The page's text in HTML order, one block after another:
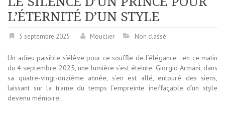
L’ÉTERNITÉ D’UN STYLE
5 septembre 2025 Mouclier Non classé
Un adieu paisible s’élève pour ce souffle de l’élégance : en ce matin
du 4 septembre 2025, une lumière s’est éteinte. Giorgio Armani, dans
sa quatre-vingt-onzième année, s’en est allé, entouré des siens,
laissant sur la trame du temps l’empreinte ineffaçable d’un style
devenu mémoire.